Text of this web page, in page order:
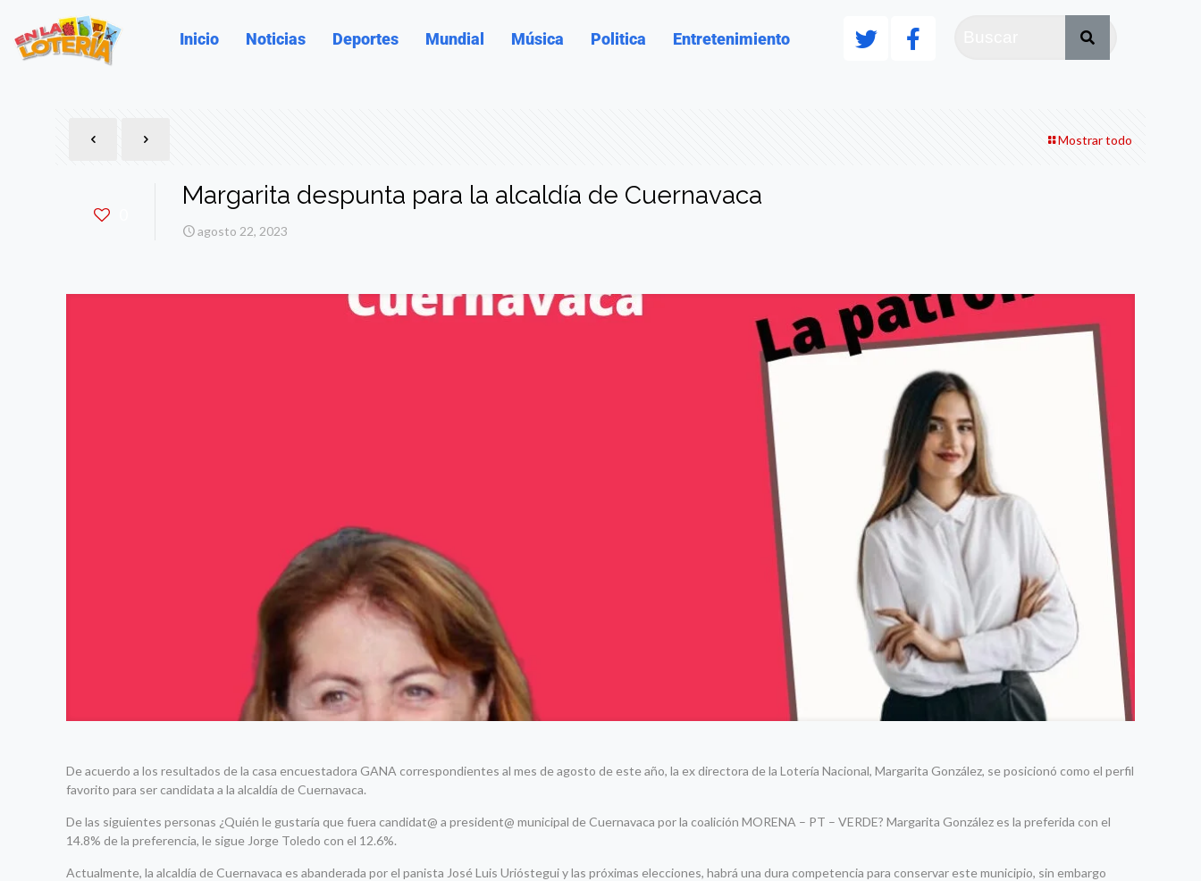
Inicio Noticias Deportes Mundial Música Politica Entretenimiento
Mostrar todo
Margarita despunta para la alcaldía de Cuernavaca
agosto 22, 2023
De acuerdo a los resultados de la casa encuestadora GANA correspondientes al mes de agosto de este año, la ex directora de la Lotería Nacional, Margarita González, se posicionó como el perfil
favorito para ser candidata a la alcaldía de Cuernavaca.
De las siguientes personas ¿Quién le gustaría que fuera candidat@ a president@ municipal de Cuernavaca por la coalición MORENA – PT – VERDE? Margarita González es la preferida con el
14.8% de la preferencia, le sigue Jorge Toledo con el 12.6%.
Actualmente, la alcaldía de Cuernavaca es abanderada por el panista José Luis Urióstegui y las próximas elecciones, habrá una dura competencia para conservar este municipio, sin embargo